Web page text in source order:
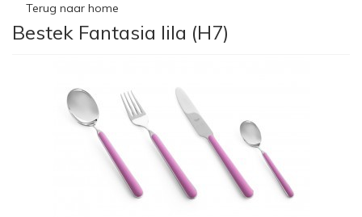
Terug naar home
Bestek Fantasia lila (H7)